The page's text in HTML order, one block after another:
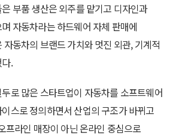
부품 생산은 외주를 맡기고 디자인과
자동차라는 하드웨어 자체 판매에
동차의 브랜드 가치와 멋진 외관, 기계적
.
로 많은 스타트업이 자동차를 소프트웨어
스로 정의하면서 산업의 구조가 바뀌고
프라인 매장이 아닌 온라인 중심으로